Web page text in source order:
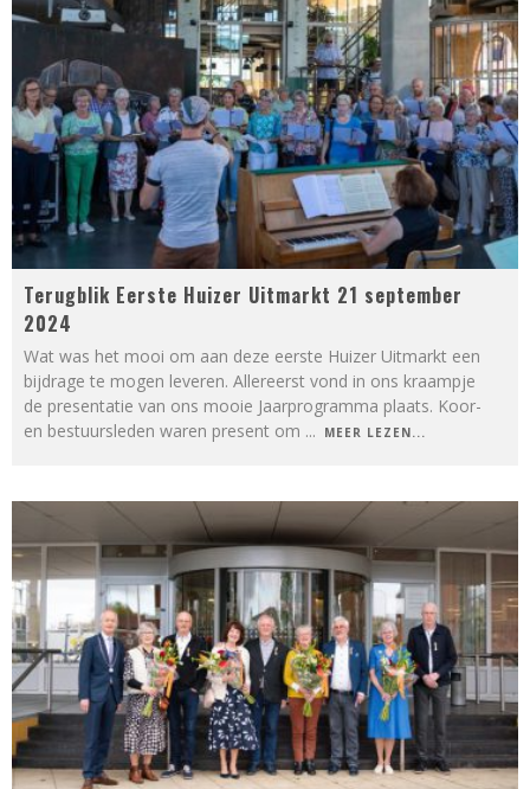
Terugblik Eerste Huizer Uitmarkt 21 september
2024
Wat was het mooi om aan deze eerste Huizer Uitmarkt een
bijdrage te mogen leveren. Allereerst vond in ons kraampje
de presentatie van ons mooie Jaarprogramma plaats. Koor-
en bestuursleden waren present om ... MEER LEZEN...